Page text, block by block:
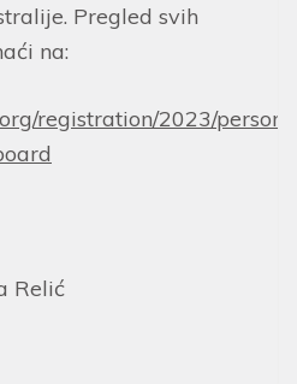
Pregled svih
na:
registration/2023/person?
Relić